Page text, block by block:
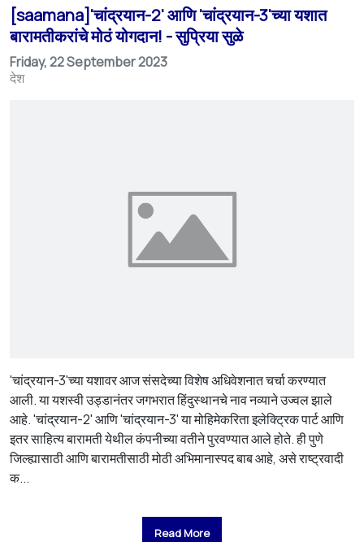
[saamana]'चांद्रयान-2' आणि 'चांद्रयान-3'च्या यशात
बारामतीकरांचे मोठं योगदान! - सुप्रिया सुळे
Friday, 22 September 2023
देश
'चांद्रयान-3'च्या यशावर आज संसदेच्या विशेष अधिवेशनात चर्चा करण्यात
आली. या यशस्वी उड्डानंतर जगभरात हिंदुस्थानचे नाव नव्याने उज्वल झाले
आहे. 'चांद्रयान-2' आणि 'चांद्रयान-3' या मोहिमेकरिता इलेक्ट्रिक पार्ट आणि
इतर साहित्य बारामती येथील कंपनीच्या वतीने पुरवण्यात आले होते. ही पुणे
जिल्ह्यासाठी आणि बारामतीसाठी मोठी अभिमानास्पद बाब आहे, असे राष्ट्रवादी
क...
Read More